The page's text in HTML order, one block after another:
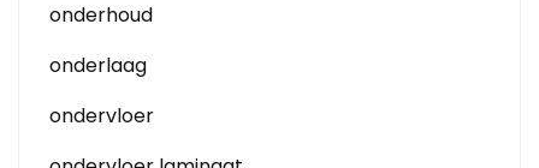
onderhoud
onderlaag
ondervloer